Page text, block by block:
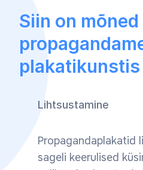
Siin on
plakatikunstis
Lihtsustamine
Propagandaplakatid
sageli keerulised